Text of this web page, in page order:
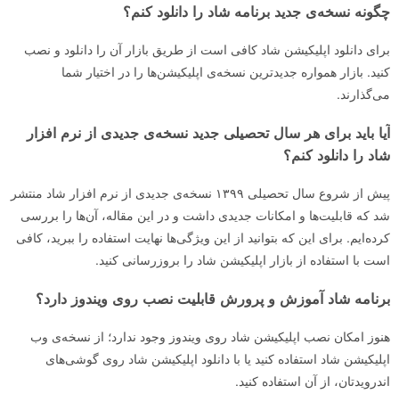
چگونه نسخه‌ی جدید برنامه شاد را دانلود کنم؟
برای دانلود اپلیکیشن شاد کافی است از طریق بازار آن را دانلود و نصب
کنید. بازار همواره جدیدترین نسخه‌ی اپلیکیشن‌ها را در اختیار شما
می‌گذارند.
آیا باید برای هر سال تحصیلی جدید نسخه‌ی جدیدی از نرم افزار
شاد را دانلود کنم؟
پیش از شروع سال تحصیلی ۱۳۹۹ نسخه‌ی جدیدی از نرم افزار شاد منتشر
شد که قابلیت‌ها و امکانات جدیدی داشت و در این مقاله، آن‌ها را بررسی
کرده‌ایم. برای این که بتوانید از این ویژگی‌ها نهایت استفاده را ببرید، کافی
است با استفاده از بازار اپلیکیشن شاد را بروزرسانی کنید.
برنامه شاد آموزش و پرورش قابلیت نصب روی ویندوز دارد؟
هنوز امکان نصب اپلیکیشن شاد روی ویندوز وجود ندارد؛ از نسخه‌ی وب
اپلیکیشن شاد استفاده کنید یا با دانلود اپلیکیشن شاد روی گوشی‌های
اندرویدتان، از آن استفاده کنید.